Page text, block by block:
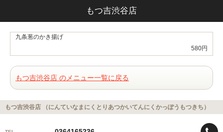
もつ吉渋谷店
九条葱のかき揚げ
580円
もつ吉渋谷店 のメニュー一覧に戻る
もつ吉渋谷店 （にんていなまにくとりあつかいてんにくかっぽうもつきち）